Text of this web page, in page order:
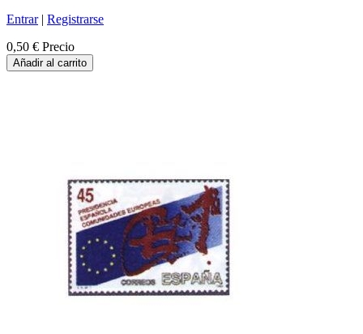
Entrar| Registrarse
0,50 € Precio
Añadir al carrito